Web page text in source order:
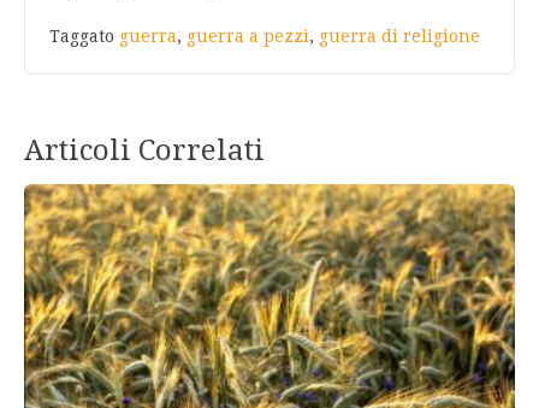
Taggato guerra, guerra a pezzi, guerra di religione
Articoli Correlati